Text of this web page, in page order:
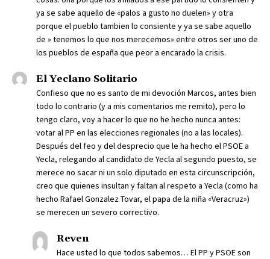
ya se sabe aquello de «palos a gusto no duelen» y otra
porque el pueblo tambien lo consiente y ya se sabe aquello
de » tenemos lo que nos merecemos» entre otros ser uno de
los pueblos de españa que peor a encarado la crisis.
El Yeclano Solitario
Confieso que no es santo de mi devoción Marcos, antes bien
todo lo contrario (y a mis comentarios me remito), pero lo
tengo claro, voy a hacer lo que no he hecho nunca antes:
votar al PP en las elecciones regionales (no a las locales).
Después del feo y del desprecio que le ha hecho el PSOE a
Yecla, relegando al candidato de Yecla al segundo puesto, se
merece no sacar ni un solo diputado en esta circunscripción,
creo que quienes insultan y faltan al respeto a Yecla (como ha
hecho Rafael Gonzalez Tovar, el papa de la niña «Veracruz»)
se merecen un severo correctivo.
Reven
Hace usted lo que todos sabemos… El PP y PSOE son